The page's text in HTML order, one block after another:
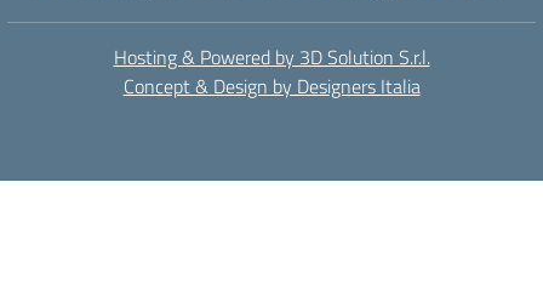
Hosting & Powered by 3D Solution S.r.l.
Concept & Design by Designers Italia